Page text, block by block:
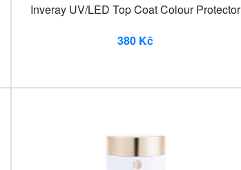
Inveray UV/LED Top Coat Colour Protector
380 Kč